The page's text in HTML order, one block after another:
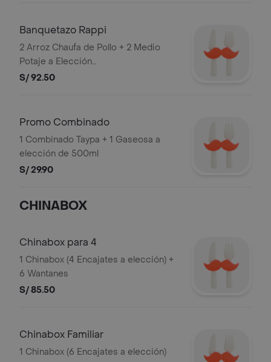
Banquetazo Rappi
2 Arroz Chaufa de Pollo + 2 Medio
Potaje a Elección
(Chijaukay/Tipakay/Honey/Mnadarin) +
S/ 92.50
Promo Combinado
1 Combinado Taypa + 1 Gaseosa a
elección de 500ml
S/ 29.90
CHINABOX
Chinabox para 4
1 Chinabox (4 Encajates a elección) +
6 Wantanes
S/ 85.50
Chinabox Familiar
1 Chinabox (6 Encajates a elección)